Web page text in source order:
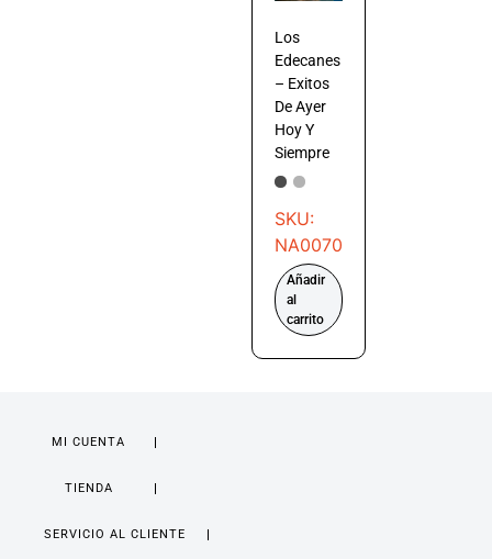
Los
Edecanes
– Exitos
De Ayer
Hoy Y
Siempre
SKU:
NA0070
Añadir
al
carrito
MI CUENTA
TIENDA
SERVICIO AL CLIENTE